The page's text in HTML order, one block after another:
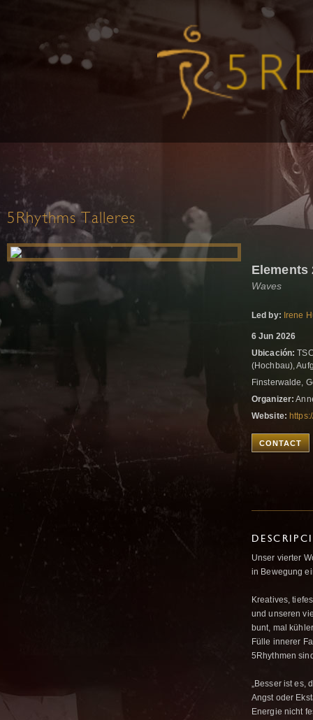
5Rhythms Talleres
Elements
Waves
Led by: Irene
6 Jun 2026
Ubicación:
(Hochbau),
Finsterwalde,
Organizer:
Website:
CONTACT
Unser vierter
in Bewegung
Kreatives,
und unseren
bunt, mal
Fülle innerer
5Rhythmen
„Besser ist es,
Angst oder
Energie nicht